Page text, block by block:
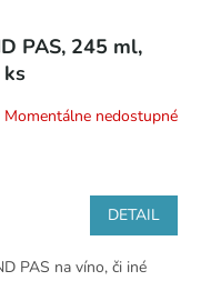
PAS, 245 ml,
Momentálne nedostupné
DETAIL
PAS na víno, či iné